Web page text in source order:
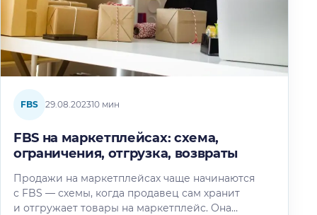
FBS 29.08.202310 мин
FBS на маркетплейсах: схема,
ограничения, отгрузка, возвраты
Продажи на маркетплейсах чаще начинаются
с FBS — схемы, когда продавец сам хранит
и отгружает товары на маркетплейс. Она